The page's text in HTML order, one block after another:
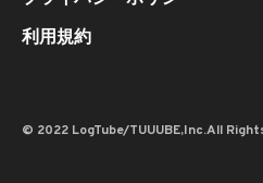
利用規約
© 2022 LogTube/TUUUBE,Inc.All